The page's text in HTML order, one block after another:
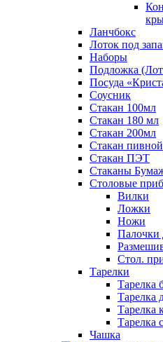
Ланчбокс
Лоток под
Наборы
Подложка
Посуда
Соусник
Стакан 100мл
Стакан 180 мл
Стакан 200мл
Стакан пивной
Стакан ПЭТ
Стаканы
Столовые
Вилки
Ложки
Ножи
Палочки
Стол.
Тарелки
Тарелка
Тарелка
Тарелка
Тарелка
Чашка